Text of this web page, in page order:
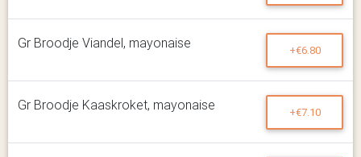
Gr Broodje Viandel, mayonaise +€6.80
Gr Broodje Kaaskroket, mayonaise +€7.10